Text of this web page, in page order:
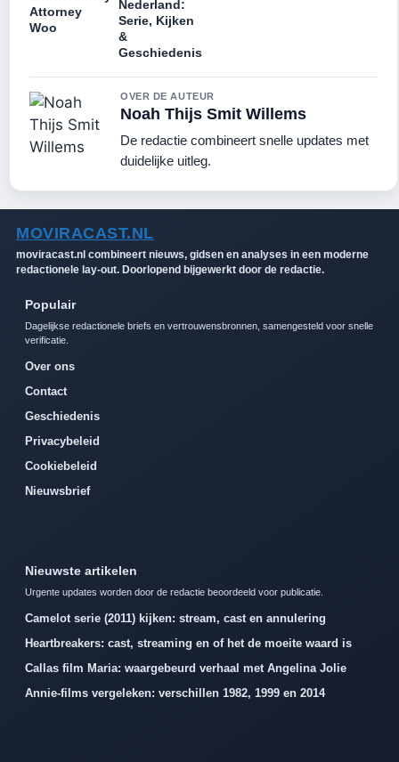
Attorney
Woo
Nederland:
Serie, Kijken
&
Geschiedenis
OVER DE AUTEUR
Noah Thijs Smit Willems
De redactie combineert snelle updates met
duidelijke uitleg.
MOVIRACAST.NL
moviracast.nl combineert nieuws, gidsen en analyses in een moderne
redactionele lay-out. Doorlopend bijgewerkt door de redactie.
Populair
Dagelijkse redactionele briefs en vertrouwensbronnen, samengesteld voor snelle
verificatie.
Over ons
Contact
Geschiedenis
Privacybeleid
Cookiebeleid
Nieuwsbrief
Nieuwste artikelen
Urgente updates worden door de redactie beoordeeld voor publicatie.
Camelot serie (2011) kijken: stream, cast en annulering
Heartbreakers: cast, streaming en of het de moeite waard is
Callas film Maria: waargebeurd verhaal met Angelina Jolie
Annie-films vergeleken: verschillen 1982, 1999 en 2014